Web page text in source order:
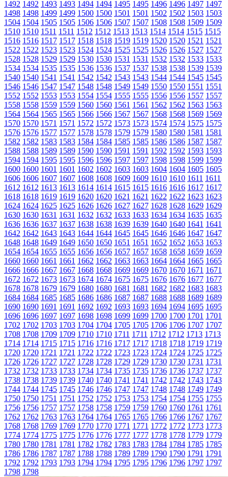
1492 1492 1493 1493 1494 1494 1495 1495 1496 1496 1497 1497
1498 1498 1499 1499 1500 1500 1501 1501 1502 1502 1503 1503
1504 1504 1505 1505 1506 1506 1507 1507 1508 1508 1509 1509
1510 1510 1511 1511 1512 1512 1513 1513 1514 1514 1515 1515
1516 1516 1517 1517 1518 1518 1519 1519 1520 1520 1521 1521
1522 1522 1523 1523 1524 1524 1525 1525 1526 1526 1527 1527
1528 1528 1529 1529 1530 1530 1531 1531 1532 1532 1533 1533
1534 1534 1535 1535 1536 1536 1537 1537 1538 1538 1539 1539
1540 1540 1541 1541 1542 1542 1543 1543 1544 1544 1545 1545
1546 1546 1547 1547 1548 1548 1549 1549 1550 1550 1551 1551
1552 1552 1553 1553 1554 1554 1555 1555 1556 1556 1557 1557
1558 1558 1559 1559 1560 1560 1561 1561 1562 1562 1563 1563
1564 1564 1565 1565 1566 1566 1567 1567 1568 1568 1569 1569
1570 1570 1571 1571 1572 1572 1573 1573 1574 1574 1575 1575
1576 1576 1577 1577 1578 1578 1579 1579 1580 1580 1581 1581
1582 1582 1583 1583 1584 1584 1585 1585 1586 1586 1587 1587
1588 1588 1589 1589 1590 1590 1591 1591 1592 1592 1593 1593
1594 1594 1595 1595 1596 1596 1597 1597 1598 1598 1599 1599
1600 1600 1601 1601 1602 1602 1603 1603 1604 1604 1605 1605
1606 1606 1607 1607 1608 1608 1609 1609 1610 1610 1611 1611
1612 1612 1613 1613 1614 1614 1615 1615 1616 1616 1617 1617
1618 1618 1619 1619 1620 1620 1621 1621 1622 1622 1623 1623
1624 1624 1625 1625 1626 1626 1627 1627 1628 1628 1629 1629
1630 1630 1631 1631 1632 1632 1633 1633 1634 1634 1635 1635
1636 1636 1637 1637 1638 1638 1639 1639 1640 1640 1641 1641
1642 1642 1643 1643 1644 1644 1645 1645 1646 1646 1647 1647
1648 1648 1649 1649 1650 1650 1651 1651 1652 1652 1653 1653
1654 1654 1655 1655 1656 1656 1657 1657 1658 1658 1659 1659
1660 1660 1661 1661 1662 1662 1663 1663 1664 1664 1665 1665
1666 1666 1667 1667 1668 1668 1669 1669 1670 1670 1671 1671
1672 1672 1673 1673 1674 1674 1675 1675 1676 1676 1677 1677
1678 1678 1679 1679 1680 1680 1681 1681 1682 1682 1683 1683
1684 1684 1685 1685 1686 1686 1687 1687 1688 1688 1689 1689
1690 1690 1691 1691 1692 1692 1693 1693 1694 1694 1695 1695
1696 1696 1697 1697 1698 1698 1699 1699 1700 1700 1701 1701
1702 1702 1703 1703 1704 1704 1705 1705 1706 1706 1707 1707
1708 1708 1709 1709 1710 1710 1711 1711 1712 1712 1713 1713
1714 1714 1715 1715 1716 1716 1717 1717 1718 1718 1719 1719
1720 1720 1721 1721 1722 1722 1723 1723 1724 1724 1725 1725
1726 1726 1727 1727 1728 1728 1729 1729 1730 1730 1731 1731
1732 1732 1733 1733 1734 1734 1735 1735 1736 1736 1737 1737
1738 1738 1739 1739 1740 1740 1741 1741 1742 1742 1743 1743
1744 1744 1745 1745 1746 1746 1747 1747 1748 1748 1749 1749
1750 1750 1751 1751 1752 1752 1753 1753 1754 1754 1755 1755
1756 1756 1757 1757 1758 1758 1759 1759 1760 1760 1761 1761
1762 1762 1763 1763 1764 1764 1765 1765 1766 1766 1767 1767
1768 1768 1769 1769 1770 1770 1771 1771 1772 1772 1773 1773
1774 1774 1775 1775 1776 1776 1777 1777 1778 1778 1779 1779
1780 1780 1781 1781 1782 1782 1783 1783 1784 1784 1785 1785
1786 1786 1787 1787 1788 1788 1789 1789 1790 1790 1791 1791
1792 1792 1793 1793 1794 1794 1795 1795 1796 1796 1797 1797
1798 1798